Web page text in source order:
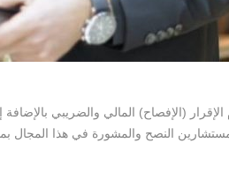
الإقرار (الإفصاح) المالي والضريبي
النصح والمشورة في هذا